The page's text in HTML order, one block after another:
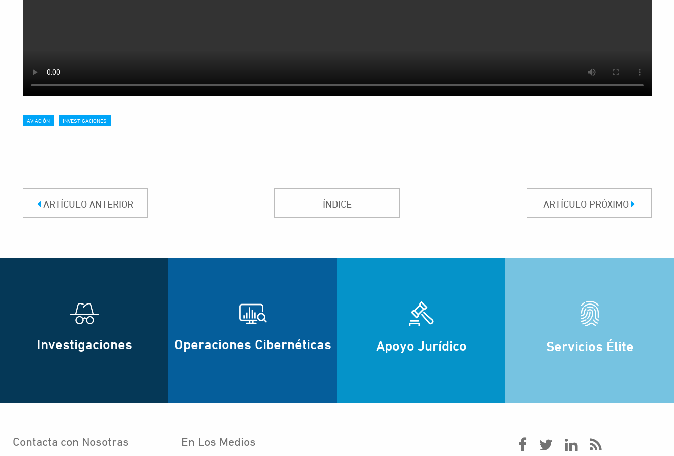
AVIACIÓN INVESTIGACIONES
ARTÍCULO ANTERIOR ÍNDICE ARTÍCULO PRÓXIMO
Investigaciones Operaciones Cibernéticas Apoyo Jurídico Servicios Élite
Contacta con Nosotras En Los Medios